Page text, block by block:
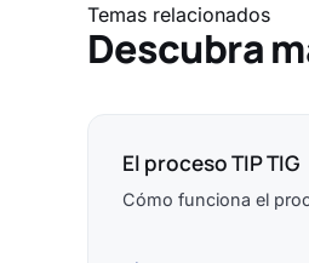
Temas relacionados
Descubra
El proceso TIP TIG
Cómo funciona el